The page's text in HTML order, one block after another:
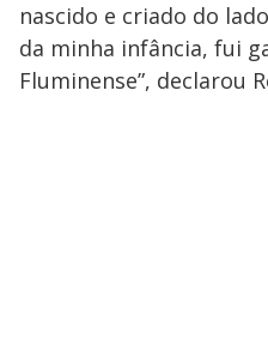
nascido e criado do
da minha infância, fui
Fluminense”, declarou